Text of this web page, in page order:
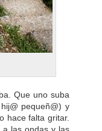
Que uno suba
pequeñ@) y
hace falta gritar.